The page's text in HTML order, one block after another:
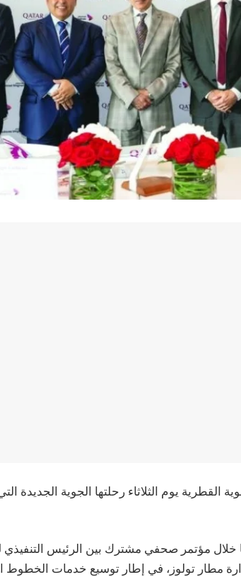
القطرية يوم الثلاثاء رحلتها الجوية الجديدة
خلال مؤتمر صحفي مشترك بين الرئيس
مطار تولوز، في إطار توسيع خدمات الخطوط